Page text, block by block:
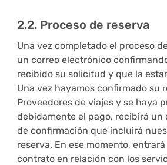
2.2. Proceso de reserva
Una vez completado el proceso
un correo electrónico
recibido su solicitud y que la
Una vez hayamos confirmado su
Proveedores de viajes y se haya
debidamente el pago, recibirá un
de confirmación que incluirá
reserva. En ese momento,
contrato en relación con los